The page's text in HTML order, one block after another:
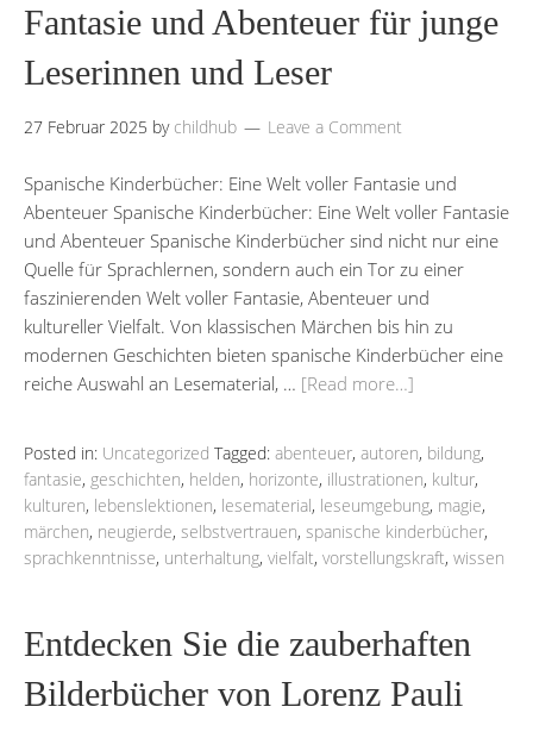
Fantasie und Abenteuer für junge
Leserinnen und Leser
27 Februar 2025 by childhub Leave a Comment
Spanische Kinderbücher: Eine Welt voller Fantasie und
Abenteuer Spanische Kinderbücher: Eine Welt voller Fantasie
und Abenteuer Spanische Kinderbücher sind nicht nur eine
Quelle für Sprachlernen, sondern auch ein Tor zu einer
faszinierenden Welt voller Fantasie, Abenteuer und
kultureller Vielfalt. Von klassischen Märchen bis hin zu
modernen Geschichten bieten spanische Kinderbücher eine
reiche Auswahl an Lesematerial, … [Read more…]
Posted in: Uncategorized Tagged: abenteuer, autoren, bildung,
fantasie, geschichten, helden, horizonte, illustrationen, kultur,
kulturen, lebenslektionen, lesematerial, leseumgebung, magie,
märchen, neugierde, selbstvertrauen, spanische kinderbücher,
sprachkenntnisse, unterhaltung, vielfalt, vorstellungskraft, wissen
Entdecken Sie die zauberhaften
Bilderbücher von Lorenz Pauli